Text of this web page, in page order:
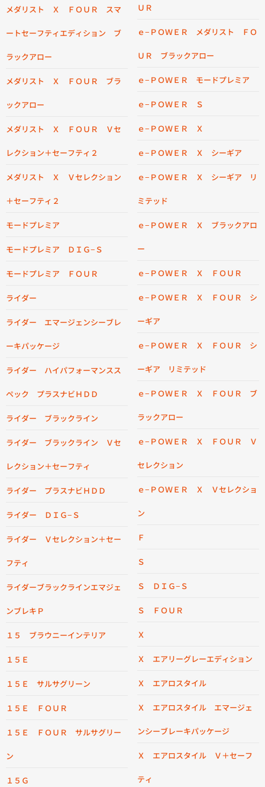
メダリスト Ｘ ＦＯＵＲ スマ
ートセーフティエディション ブ
ラックアロー
メダリスト Ｘ ＦＯＵＲ ブラ
ックアロー
メダリスト Ｘ ＦＯＵＲ Ｖセ
レクション＋セーフティ２
メダリスト Ｘ Ｖセレクション
＋セーフティ２
モードプレミア
モードプレミア ＤＩＧ−Ｓ
モードプレミア ＦＯＵＲ
ライダー
ライダー エマージェンシーブレ
ーキパッケージ
ライダー ハイパフォーマンスス
ペック プラスナビＨＤＤ
ライダー ブラックライン
ライダー ブラックライン Ｖセ
レクション＋セーフティ
ライダー プラスナビＨＤＤ
ライダー ＤＩＧ−Ｓ
ライダー Ｖセレクション＋セー
フティ
ライダーブラックラインエマジェ
ンブレキＰ
１５ ブラウニーインテリア
１５Ｅ
１５Ｅ サルサグリーン
１５Ｅ ＦＯＵＲ
１５Ｅ ＦＯＵＲ サルサグリー
ン
１５Ｇ
ＵＲ
ｅ−ＰＯＷＥＲ メダリスト ＦＯ
ＵＲ ブラックアロー
ｅ−ＰＯＷＥＲ モードプレミア
ｅ−ＰＯＷＥＲ Ｓ
ｅ−ＰＯＷＥＲ Ｘ
ｅ−ＰＯＷＥＲ Ｘ シーギア
ｅ−ＰＯＷＥＲ Ｘ シーギア リ
ミテッド
ｅ−ＰＯＷＥＲ Ｘ ブラックアロ
ー
ｅ−ＰＯＷＥＲ Ｘ ＦＯＵＲ
ｅ−ＰＯＷＥＲ Ｘ ＦＯＵＲ シ
ーギア
ｅ−ＰＯＷＥＲ Ｘ ＦＯＵＲ シ
ーギア リミテッド
ｅ−ＰＯＷＥＲ Ｘ ＦＯＵＲ ブ
ラックアロー
ｅ−ＰＯＷＥＲ Ｘ ＦＯＵＲ Ｖ
セレクション
ｅ−ＰＯＷＥＲ Ｘ Ｖセレクショ
ン
Ｆ
Ｓ
Ｓ ＤＩＧ−Ｓ
Ｓ ＦＯＵＲ
Ｘ
Ｘ エアリーグレーエディション
Ｘ エアロスタイル
Ｘ エアロスタイル エマージェ
ンシーブレーキパッケージ
Ｘ エアロスタイル Ｖ＋セーフ
ティ